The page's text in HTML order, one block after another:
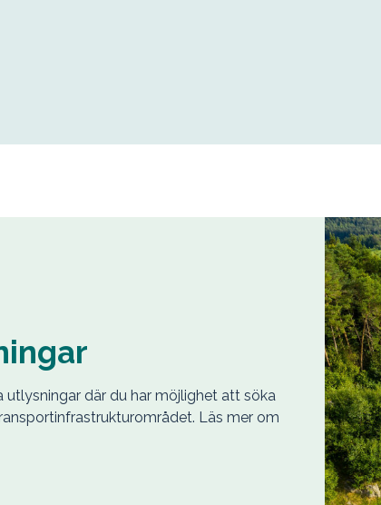
utlysningar där du har möjlighet att söka
Läs mer om